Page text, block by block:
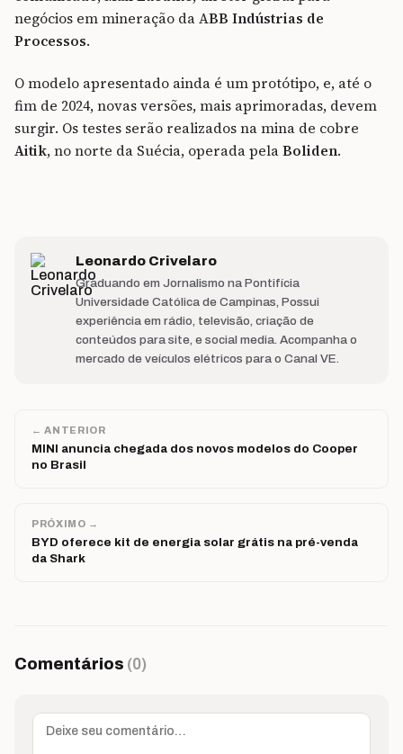
negócios em mineração da ABB Indústrias de
Processos.
O modelo apresentado ainda é um protótipo, e, até o
fim de 2024, novas versões, mais aprimoradas, devem
surgir. Os testes serão realizados na mina de cobre
Aitik, no norte da Suécia, operada pelaBoliden.
Leonardo Crivelaro
Graduando em Jornalismo na Pontifícia
Universidade Católica de Campinas, Possui
experiência em rádio, televisão, criação de
conteúdos para site, e social media. Acompanha o
mercado de veículos elétricos para o Canal VE.
← ANTERIOR
MINI anuncia chegada dos novos modelos do Cooper
no Brasil
PRÓXIMO →
BYD oferece kit de energia solar grátis na pré-venda
da Shark
Comentários (0)